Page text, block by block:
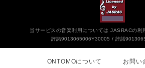
当サービスの音楽利用については JASRACの利
許諾9013065006Y30005
許諾
ONTOMOについて
お問い